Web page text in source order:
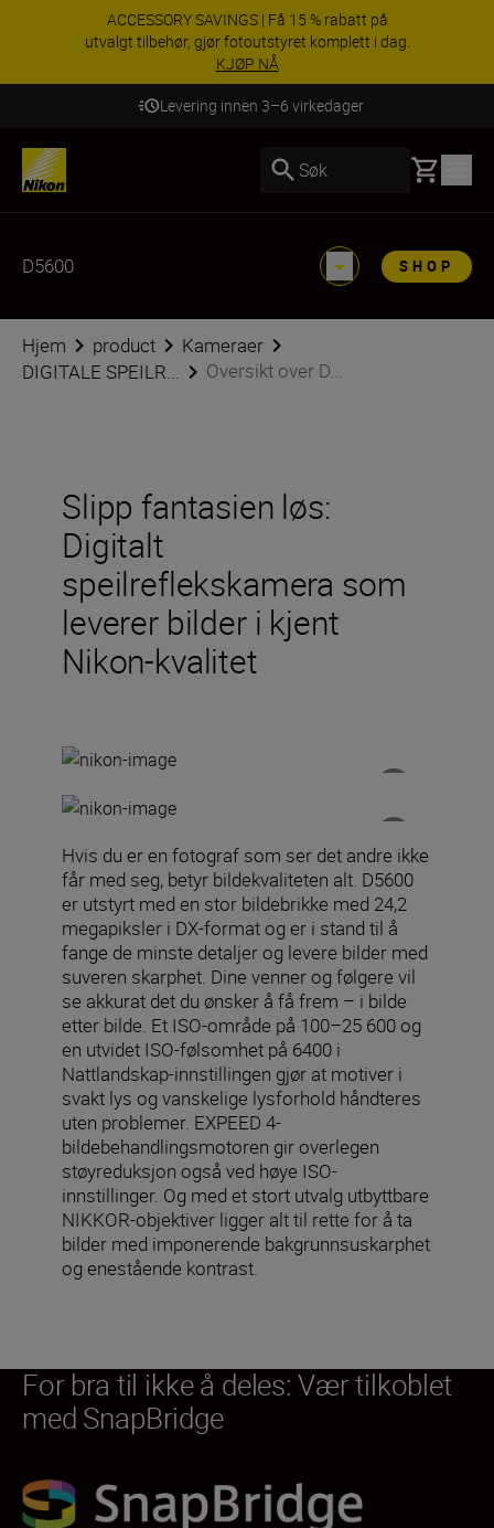
ACCESSORY SAVINGS | Få 15 % rabatt på
utvalgt tilbehør, gjør fotoutstyret komplett i dag.
KJØP NÅ
Levering innen 3–6 virkedager
Søk Basket
D5600 SHOP
Hjem product
Kameraer
DIGITALE SPEILR...
Oversikt over D...
Slipp fantasien løs:
Digitalt
speilreflekskamera som
leverer bilder i kjent
Nikon-kvalitet
Hvis du er en fotograf som ser det andre ikke
får med seg, betyr bildekvaliteten alt. D5600
er utstyrt med en stor bildebrikke med 24,2
megapiksler i DX-format og er i stand til å
fange de minste detaljer og levere bilder med
suveren skarphet. Dine venner og følgere vil
se akkurat det du ønsker å få frem – i bilde
etter bilde. Et ISO-område på 100–25 600 og
en utvidet ISO-følsomhet på 6400 i
Nattlandskap-innstillingen gjør at motiver i
svakt lys og vanskelige lysforhold håndteres
uten problemer. EXPEED 4-
bildebehandlingsmotoren gir overlegen
støyreduksjon også ved høye ISO-
innstillinger. Og med et stort utvalg utbyttbare
NIKKOR-objektiver ligger alt til rette for å ta
bilder med imponerende bakgrunnsuskarphet
og enestående kontrast.
For bra til ikke å deles: Vær tilkoblet
med SnapBridge